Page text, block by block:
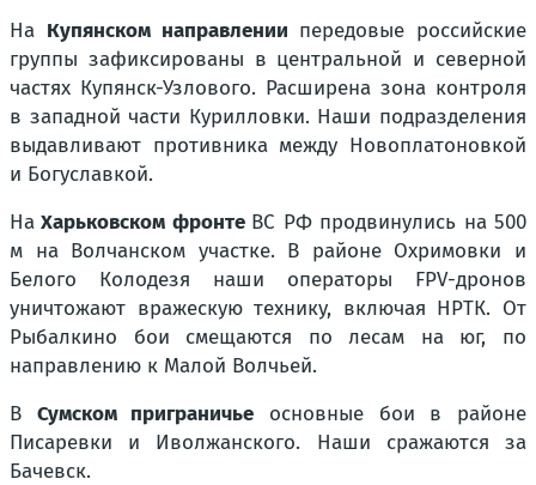
На Купянском направлении передовые российские
группы зафиксированы в центральной и северной
частях Купянск-Узлового. Расширена зона контроля
в западной части Курилловки. Наши подразделения
выдавливают противника между Новоплатоновкой
и Богуславкой.
На Харьковском фронте ВС РФ продвинулись на 500
м на Волчанском участке. В районе Охримовки и
Белого Колодезя наши операторы FPV-дронов
уничтожают вражескую технику, включая НРТК. От
Рыбалкино бои смещаются по лесам на юг, по
направлению к Малой Волчьей.
В Сумском приграничье основные бои в районе
Писаревки и Иволжанского. Наши сражаются за
Бачевск.